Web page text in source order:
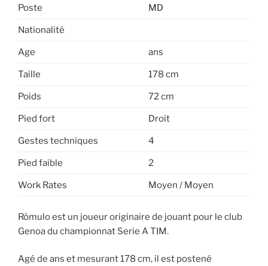
Poste MD
Nationalité
Age ans
Taille 178 cm
Poids 72 cm
Pied fort Droit
Gestes techniques 4
Pied faible 2
Work Rates Moyen / Moyen
Rômulo est un joueur originaire de jouant pour le club
Genoa du championnat Serie A TIM.
Agé de ans et mesurant 178 cm, il est postené